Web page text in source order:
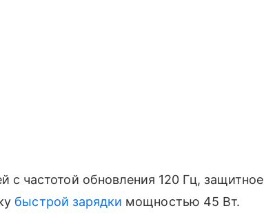
частотой обновления 120 Гц, защитное
быстрой зарядки мощностью 45 Вт.